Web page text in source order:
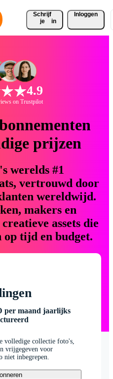
Schrijf
je
in
Inloggen
4.9
on Trustpilot
prijzen
werelds #1
vertrouwd door
wereldwijd.
makers en
assets die
op tijd en budget.
per maand jaarlijks
volledige collectie foto's,
vrijgegeven voor
niet inbegrepen.